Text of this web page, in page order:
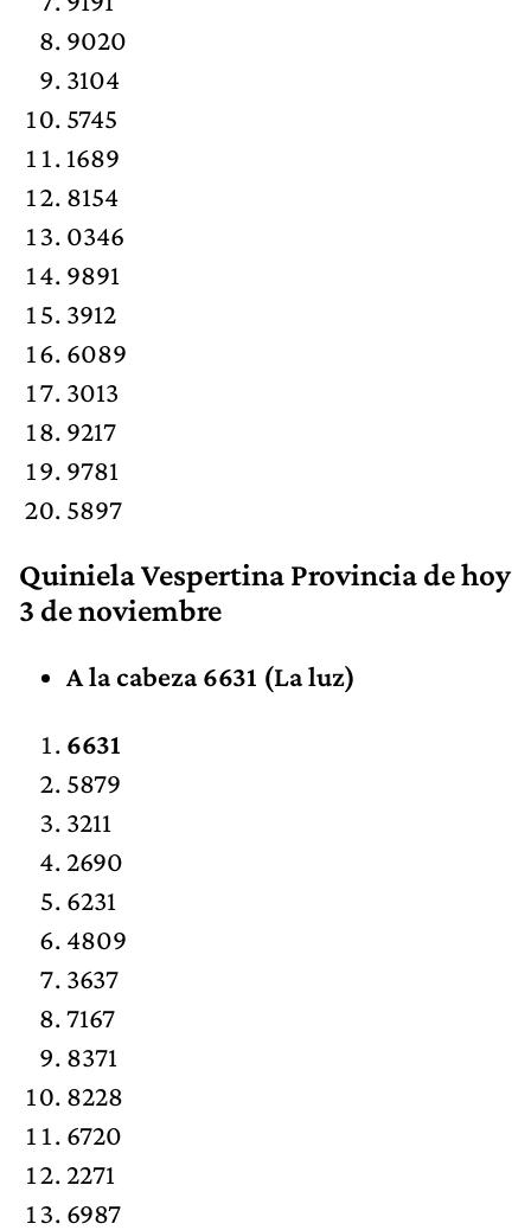
9020
3104
5745
1689
8154
0346
9891
3912
6089
3013
9217
9781
5897
Quiniela Vespertina Provincia de hoy
3 de noviembre
A la cabeza 6631 (La luz)
6631
5879
3211
2690
6231
4809
3637
7167
8371
8228
6720
2271
6987